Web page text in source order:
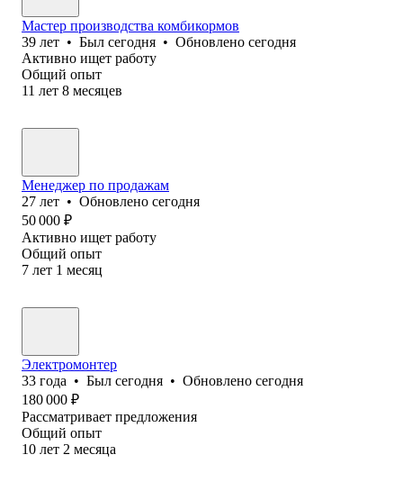
Мастер производства комбикормов
39 лет • Был сегодня • Обновлено сегодня
Активно ищет работу
Общий опыт
11 лет 8 месяцев
Менеджер по продажам
27 лет • Обновлено сегодня
50 000 ₽
Активно ищет работу
Общий опыт
7 лет 1 месяц
Электромонтер
33 года • Был сегодня • Обновлено сегодня
180 000 ₽
Рассматривает предложения
Общий опыт
10 лет 2 месяца